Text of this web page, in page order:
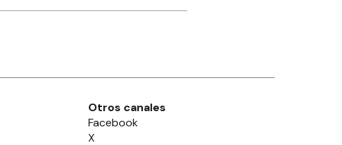
Otros canales
Facebook
X